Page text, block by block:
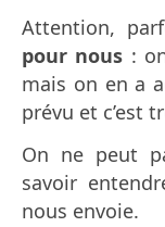
Attention,
pour nous :
mais on en a
prévu et c’est
On ne peut
savoir
nous envoie.